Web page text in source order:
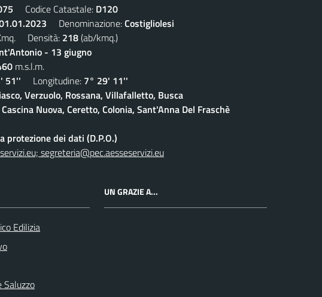
Codice Catastale: D120
Denominazione:Costigliolesi
Densità: 218(ab/kmq.)
- 13 giugno
m.s.l.m.
51'' Longitudine: 7° 29' 11''
Verzuolo, Rossana, Villafalletto, Busca
Cascina Nuova, Ceretto, Colonia, Sant'Anna Del Fraschè
protezione dei dati (D.P.O.)
segreteria@pec.aesseservizi.eu
Edilizia
Saluzzo
UN GRAZIE A...